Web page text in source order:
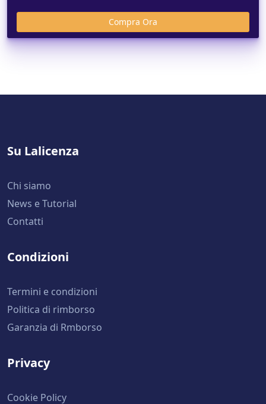
Su Lalicenza
Chi siamo
News e Tutorial
Contatti
Condizioni
Termini e condizioni
Politica di rimborso
Garanzia di Rmborso
Privacy
Cookie Policy